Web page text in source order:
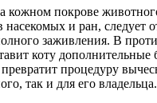
кожном покрове
насекомых и ран, следует
заживления. В
коту дополнительные
процедуру
так и для его владельца.